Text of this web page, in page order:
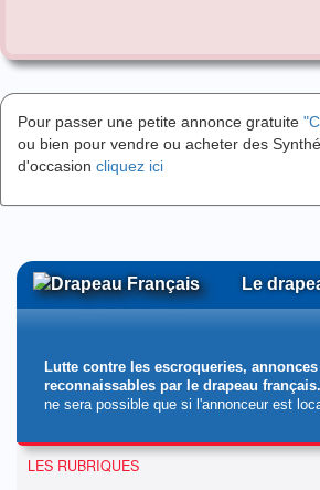
Pour passer une petite annonce gratuite
ou bien pour vendre ou acheter des
d'occasion cliquez ici
Le
Lutte contre les escroqueries,
reconnaissables par le drapeau français.
ne sera possible que si l'annonceur est
LES RUBRIQUES